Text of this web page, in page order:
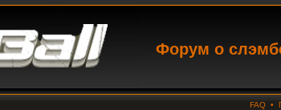
Форум о
FAQ•